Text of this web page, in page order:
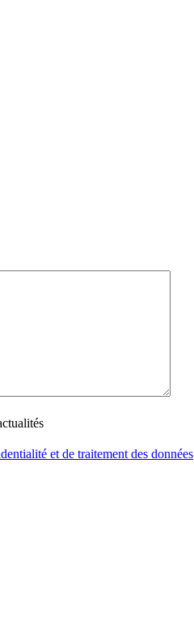
et de traitement des données